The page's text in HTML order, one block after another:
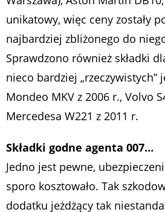
unikatowy, więc ceny zostały
najbardziej zbliżonego do
Sprawdzono również składki
nieco bardziej „rzeczywistych”
Mondeo MKV z 2006 r., Volvo
Mercedesa W221 z 2011 r.
Składki godne agenta 007…
Jedno jest pewne,
sporo kosztowało. Tak
dodatku jeżdżący tak